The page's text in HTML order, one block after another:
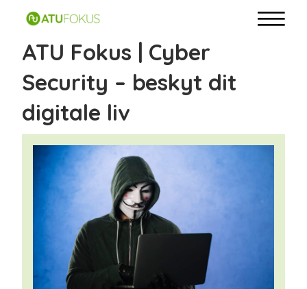
ATU Fokus | Cyber
Security – beskyt dit
digitale liv